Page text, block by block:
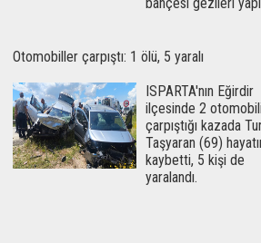
Otomobiller çarpıştı: 1 ölü, 5 yaralı
ISPARTA'nın Eğirdir
ilçesinde 2
çarpıştığı kazada
Taşyaran (69)
kaybetti, 5 kişi de
yaralandı.